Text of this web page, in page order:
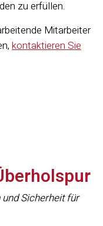
zu erfüllen.
Mitarbeiter
kontaktieren Sie
Sicherheit für